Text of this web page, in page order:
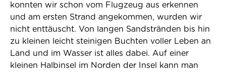
konnten wir schon vom Flugzeug aus erkennen
und am ersten Strand angekommen, wurden wir
nicht enttäuscht. Von langen Sandstränden bis hin
zu kleinen leicht steinigen Buchten voller Leben an
Land und im Wasser ist alles dabei. Auf einer
kleinen Halbinsel im Norden der Insel kann man